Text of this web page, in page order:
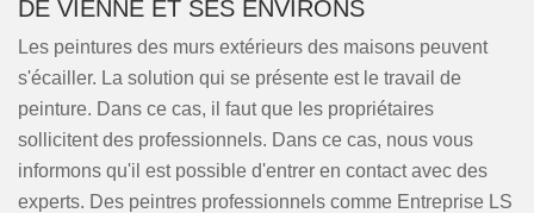
DE VIENNE ET SES ENVIRONS
Les peintures des murs extérieurs des maisons peuvent
s'écailler. La solution qui se présente est le travail de
peinture. Dans ce cas, il faut que les propriétaires
sollicitent des professionnels. Dans ce cas, nous vous
informons qu'il est possible d'entrer en contact avec des
experts. Des peintres professionnels comme Entreprise LS